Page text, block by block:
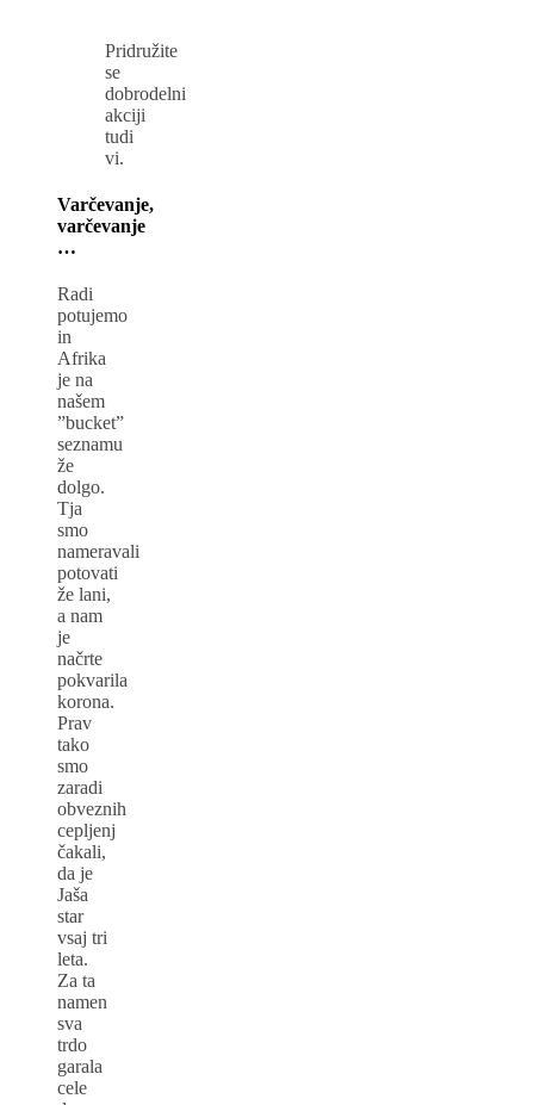
Pridružite
se
dobrodelni
akciji
tudi
vi.
Varčevanje,
varčevanje
…
Radi
potujemo
in
Afrika
je na
našem
”bucket”
seznamu
že
dolgo.
Tja
smo
nameravali
potovati
že lani,
a nam
je
načrte
pokvarila
korona.
Prav
tako
smo
zaradi
obveznih
cepljenj
čakali,
da je
Jaša
star
vsaj tri
leta.
Za ta
namen
sva
trdo
garala
cele